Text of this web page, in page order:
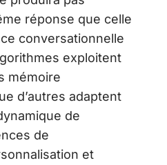
réponse que celle
conversationnelle
exploitent
mémoire
d’autres adaptent
de
de
et